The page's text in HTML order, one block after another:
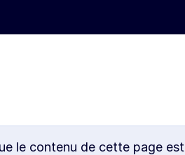
le contenu de cette page